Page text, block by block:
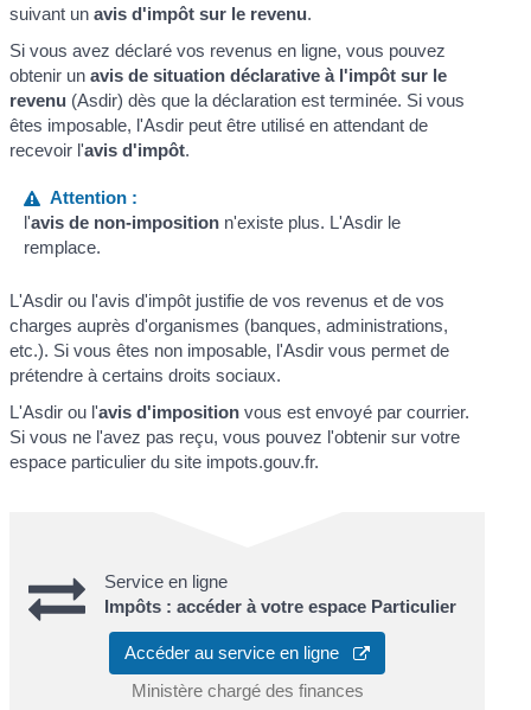
suivant unavis d'impôt sur le revenu.
Si vous avez déclaré vos revenus en ligne, vous pouvez
obtenir unavis de situation déclarative à l'impôt sur le
revenu (Asdir) dès que la déclaration est terminée. Si vous
êtes imposable, l'Asdir peut être utilisé en attendant de
recevoir l'avis d'impôt.
Attention :
l'avis de non-impositionn'existe plus. L'Asdir le
remplace.
L'Asdir ou l'avis d'impôt justifie de vos revenus et de vos
charges auprès d'organismes (banques, administrations,
etc.). Si vous êtes non imposable, l'Asdir vous permet de
prétendre à certains droits sociaux.
L'Asdir ou l'avis d'imposition vous est envoyé par courrier.
Si vous ne l'avez pas reçu, vous pouvez l'obtenir sur votre
espace particulier du site impots.gouv.fr.
Service en ligne
Impôts : accéder à votre espace Particulier
Accéder au service en ligne
Ministère chargé des finances